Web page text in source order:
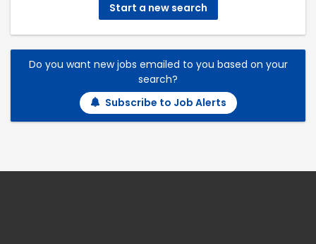
Start a new search
Do you want new jobs emailed to you based on your
search?
Subscribe to Job Alerts